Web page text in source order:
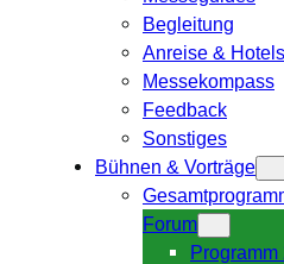
Begleitung
Anreise & Hotels
Messekompass
Feedback
Sonstiges
Bühnen & Vorträge
Forum
Programm